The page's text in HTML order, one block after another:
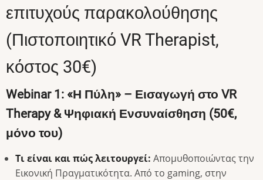
επιτυχούς παρακολούθησης
(Πιστοποιητικό VR Therapist,
κόστος 30€)
Webinar 1: «Η Πύλη» – Εισαγωγή στο VR
Therapy & Ψηφιακή Ενσυναίσθηση (50€,
μόνο του)
Τι είναι και πώς λειτουργεί: Απομυθοποιώντας την
Εικονική Πραγματικότητα. Από το gaming, στην